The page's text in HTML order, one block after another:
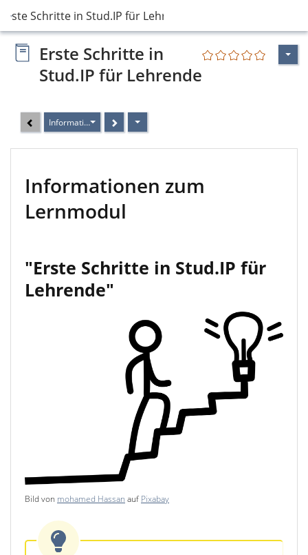
Erste Schritte in Stud.IP für Lehrende
Erste Schritte in
Stud.IP für Lehrende
Informationen zum Lernmodul
Informationen zum
Lernmodul
"Erste Schritte in Stud.IP für
Lehrende"
Bild von mohamed Hassan auf Pixabay